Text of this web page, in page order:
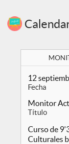
12
Fecha
Monitor
Título
Curso de
Culturales